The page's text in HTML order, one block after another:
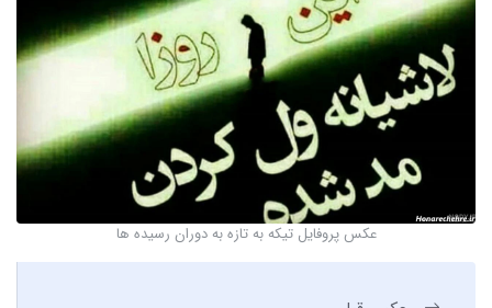
عکس پروفایل تیکه به تازه به دوران رسیده ها